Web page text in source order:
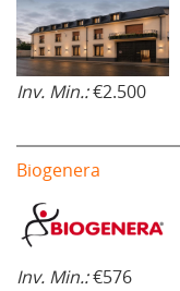
Inv. Min.:€2.500
Biogenera
Inv. Min.:€576